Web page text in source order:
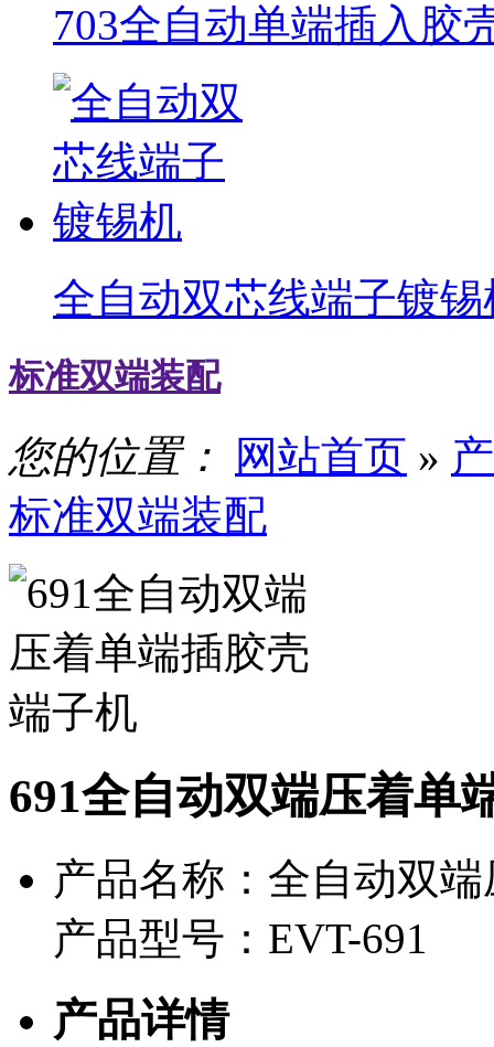
703全自动单端插入胶
全自动双芯线端子镀锡
标准双端装配
您的位置： 网站首页 »
标准双端装配
691全自动双端压着单
产品名称： 全自动双
产品型号： EVT-691
产品详情